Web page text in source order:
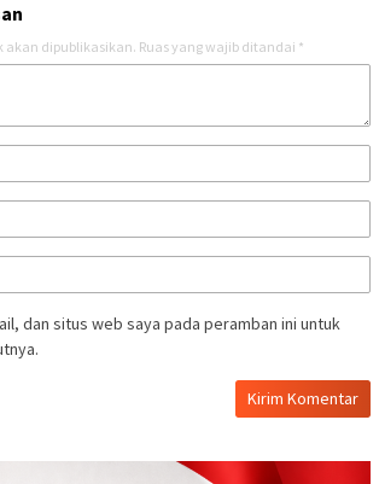
akan dipublikasikan. Ruas yang wajib ditandai *
dan situs web saya pada peramban ini untuk